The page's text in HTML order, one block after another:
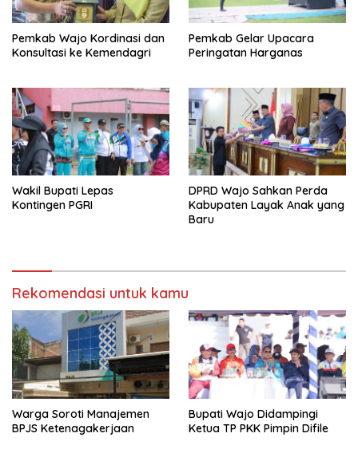
Pemkab Wajo Kordinasi dan
Konsultasi ke Kemendagri
Pemkab Gelar Upacara
Peringatan Harganas
Wakil Bupati Lepas
Kontingen PGRI
DPRD Wajo Sahkan Perda
Kabupaten Layak Anak yang
Baru
Rekomendasi untuk kamu
Warga Soroti Manajemen
BPJS Ketenagakerjaan
Bupati Wajo Didampingi
Ketua TP PKK Pimpin Difile